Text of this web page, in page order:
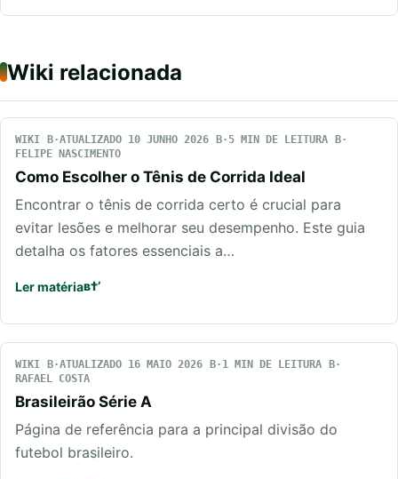
Wiki relacionada
WIKI ATUALIZADO 10 JUNHO 2026
5 MIN DE LEITURA
FELIPE NASCIMENTO
Como Escolher o Tênis de Corrida Ideal
Encontrar o tênis de corrida certo é crucial para
evitar lesões e melhorar seu desempenho. Este guia
detalha os fatores essenciais a…
Ler matéria
WIKI ATUALIZADO 16 MAIO 2026
1 MIN DE LEITURA
RAFAEL COSTA
Brasileirão Série A
Página de referência para a principal divisão do
futebol brasileiro.